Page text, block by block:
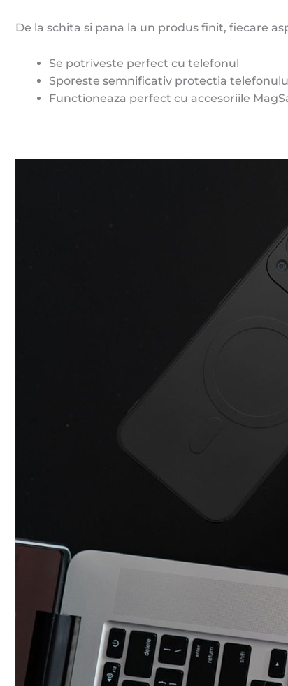
De la schita si pana la un produs finit, fiecare
Se potriveste perfect cu telefonul
Sporeste semnificativ protectia
Functioneaza perfect cu accesoriile